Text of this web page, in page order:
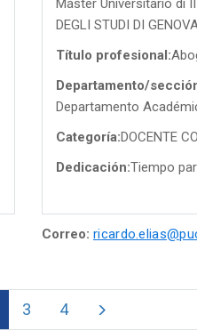
Máster Universitario di
DEGLI STUDI DI
Título profesional:
Departamento/
Departamento
Categoría:DOCENTE
Dedicación:Tiempo
Correo:
3 4